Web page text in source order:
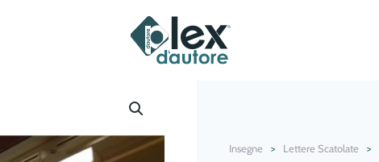
Insegne Lettere Scatolate